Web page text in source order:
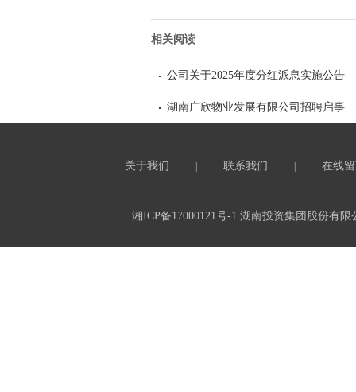
相关阅读
公司关于2025年度分红派息实施公告
湖南广欣物业发展有限公司招聘启事
关于我们 联系我们 在线
湘ICP备17000121号-1 湖南投资集团股份有限